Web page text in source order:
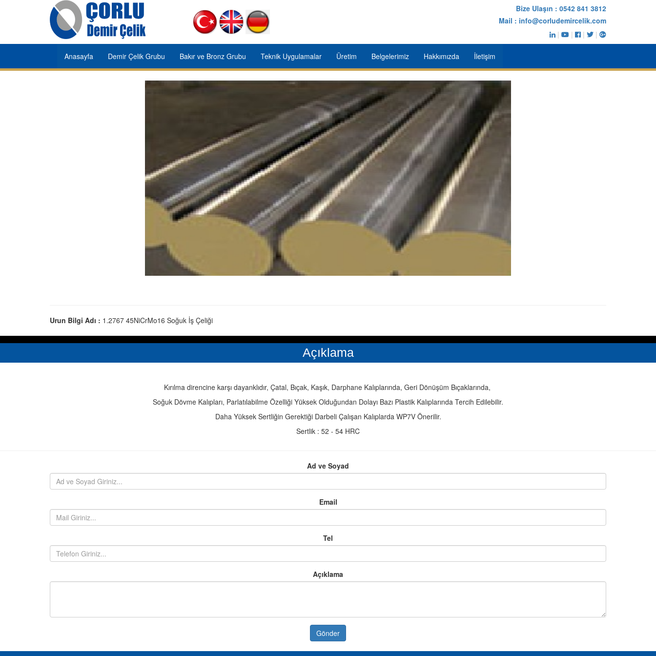
Bize Ulaşın : 0542 841 3812
Mail : info@corludemircelik.com
|
| | |
Anasayfa Demir Çelik Grubu Bakır ve Bronz Grubu Teknik Uygulamalar Üretim Belgelerimiz Hakkımızda İletişim
Urun Bilgi Adı : 1.2767 45NiCrMo16 Soğuk İş Çeliği
Açıklama
Kırılma direncine karşı dayanklıdır, Çatal, Bıçak, Kaşık, Darphane Kalıplarında, Geri Dönüşüm Bıçaklarında,
Soğuk Dövme Kalıpları, Parlatılabilme Özelliği Yüksek Olduğundan Dolayı Bazı Plastik Kalıplarında Tercih Edilebilir.
Daha Yüksek Sertliğin Gerektiği Darbeli Çalışan Kalıplarda WP7V Önerilir.
Sertlik : 52 - 54 HRC
Ad ve Soyad
Email
Tel
Açıklama
Gönder